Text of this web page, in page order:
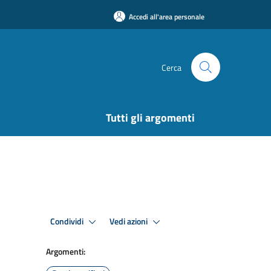
Accedi all'area personale
Cerca
Tutti gli argomenti
Condividi Vedi azioni
Argomenti: